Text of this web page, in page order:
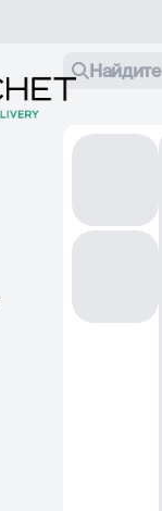
Найдите